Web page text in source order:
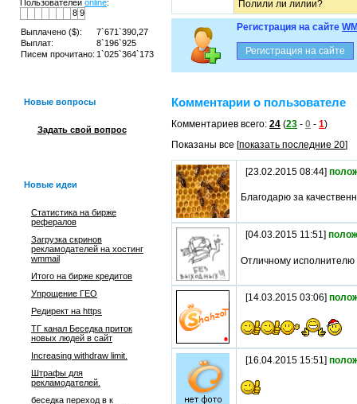
Пользователей online:
8 9
Выплачено ($):
7`671`390,27
Выплат:
8`196`925
Писем прочитано: 1`025`364`173
Новые вопросы
Задать свой вопрос
Новые идеи
Статистика на бирже
рефералов
Загрузка скринов
рекламодателей на хостинг
wmmail
Итого на бирже кредитов
Упрощение ГЕО
Редирект на https
ТГ канал Беседка приток
новых людей в сайт
Increasing withdraw limit.
Штрафы для
рекламодателей.
беседка переход в к
Полили ли лилии?
Регистрация на сайте
Комментарии о пользователе
Комментариев всего: 24 (23 - 0 - 1)
Показаны все [показать последние 20]
[23.02.2015 08:44]
Благодарю за
[04.03.2015 11:51]
Отличному
[14.03.2015 03:06]
[16.04.2015 15:51]